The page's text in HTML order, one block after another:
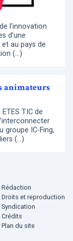
l’innovation
d’une
au pays de
(…)
animateurs
TIC de
groupe IC-Fing,
(…)
Rédaction
Droits et reproduction
Syndication
Crédits
Plan du site